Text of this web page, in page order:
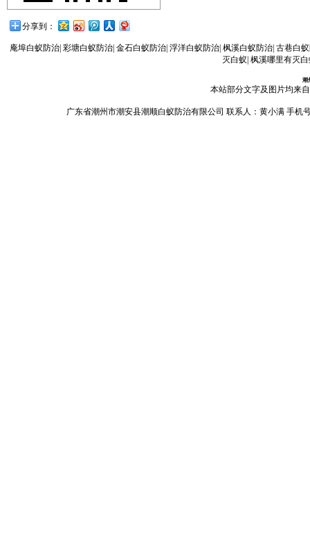
分享到：
庵埠白蚁防治| 彩塘白蚁防治| 金石白蚁防治| 浮洋白蚁防治| 枫溪白蚁防治| 古巷白
灭白蚁 枫溪哪里有灭白
潮
本站部分文字及图片均来
广东省潮州市潮安县潮顺白蚁防治有限公司 联系人：黄小满 手机